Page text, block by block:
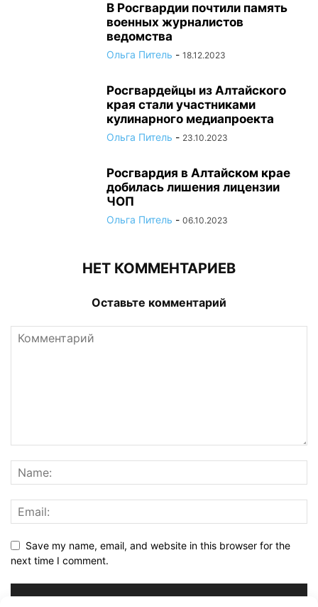
В Росгвардии почтили память
военных журналистов
ведомства
Ольга Питель - 18.12.2023
Росгвардейцы из Алтайского
края стали участниками
кулинарного медиапроекта
Ольга Питель - 23.10.2023
Росгвардия в Алтайском крае
добилась лишения лицензии
ЧОП
Ольга Питель - 06.10.2023
НЕТ КОММЕНТАРИЕВ
Оставьте комментарий
Save my name, email, and website in this browser for the
next time I comment.